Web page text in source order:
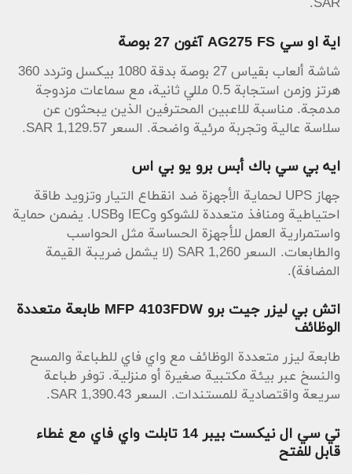
SAR.
اية او سي AG275 FS آغون 27 بوصة
شاشة ألعاب بقياس 27 بوصة بدقة 1080 بيكسل وتردد 360
هرتز وزمن استجابة 0.5 مللي ثانية، مع سماعات مزدوجة
مدمجة. مناسبة للاعبين المحترفين الذين يبحثون عن
سلاسة عالية وتجربة مرئية واضحة. السعر 1,129.57 SAR.
ايه بي سي باك أبس برو يو بي اس
جهاز UPS لحماية الأجهزة ضد انقطاع التيار وتزويد طاقة
احتياطية ومنافذ متعددة للشوكو وIEC وUSB. يضمن حماية
واستمرارية العمل للأجهزة الحساسة مثل الحواسب
والطابعات. السعر 1,260 SAR (لا يشمل ضريبة القيمة
المضافة).
اتش بي ليزر جيت برو MFP 4103FDW طابعة متعددة
الوظائف
طابعة ليزر متعددة الوظائف مع واي فاي للطباعة والمسح
والنسخ عبر بيئة مكتبية صغيرة أو منزلية. توفر طباعة
سريعة واقتصادية للمستندات. السعر 1,390.43 SAR.
تي سي ال نيكست بيبر 14 تابلت واي فاي مع غطاء
قابل للفتح